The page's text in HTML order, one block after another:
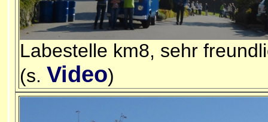
Labestelle km8, sehr
(s. Video)